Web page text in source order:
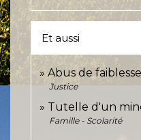
Et aussi
Abus de faiblesse
Justice
Tutelle d'un
Famille - Scolarité